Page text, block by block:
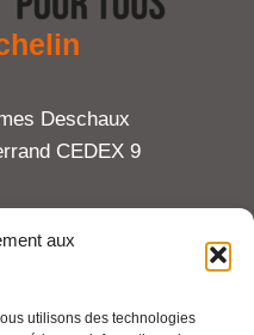
aux
utilisons des technologies
Deschaux
CEDEX 9